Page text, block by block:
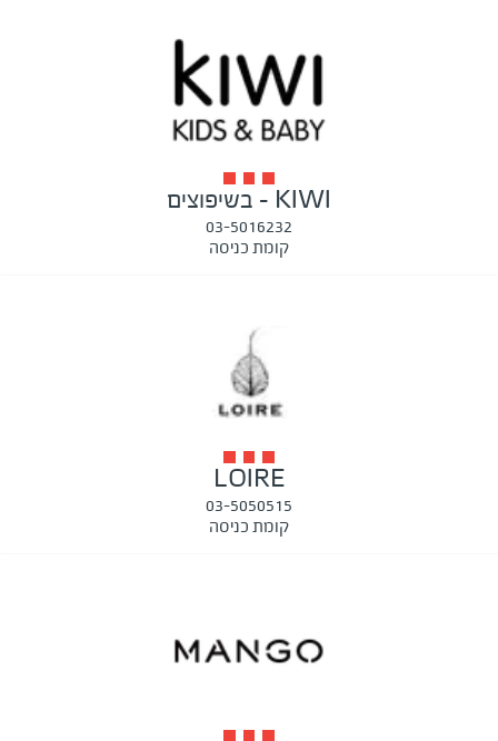
KIWI - בשיפוצים
03-5016232
קומת כניסה
LOIRE
03-5050515
קומת כניסה